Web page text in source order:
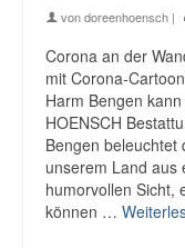
vondoreenhoensch |
Corona an der
mit Corona-
Harm Bengen
HOENSCH
Bengen beleuchtet
unserem Land aus
humorvollen Sicht,
können …